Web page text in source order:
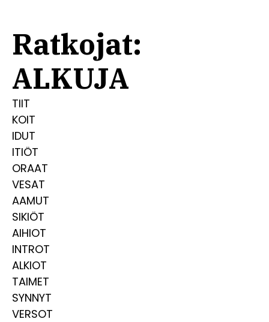
Ratkojat:
ALKUJA
TIIT
KOIT
IDUT
ITIÖT
ORAAT
VESAT
AAMUT
SIKIÖT
AIHIOT
INTROT
ALKIOT
TAIMET
SYNNYT
VERSOT